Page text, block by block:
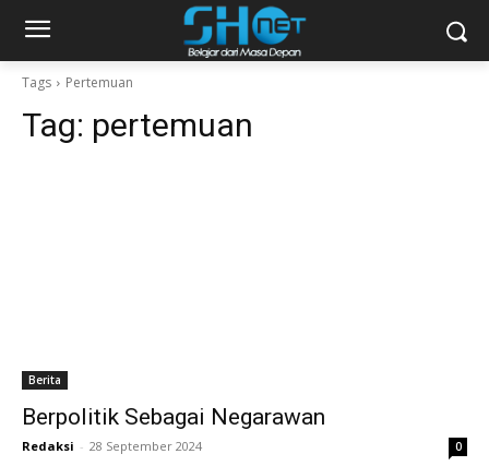
Tags Pertemuan
Tag: pertemuan
Berita
Berpolitik Sebagai Negarawan
Redaksi - 28 September 2024 0